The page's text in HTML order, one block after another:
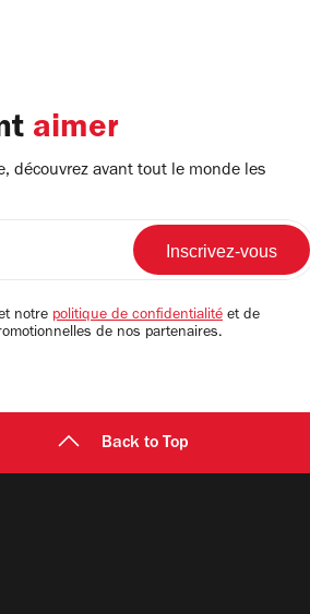
aimer
découvrez avant tout le monde les
notre politique de confidentialité et de
de nos partenaires.
Back to Top